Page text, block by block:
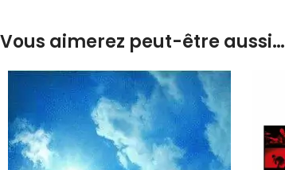
Vous aimerez peut-être aussi…